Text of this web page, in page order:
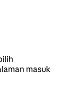
masuk